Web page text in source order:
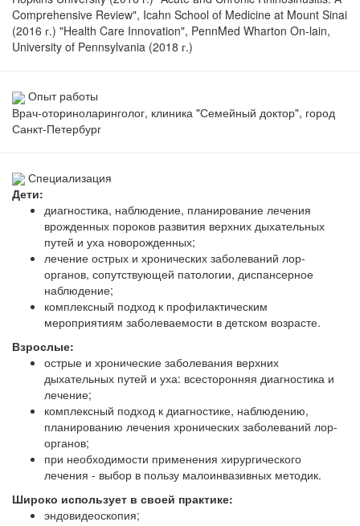
Comprehensive Review", Icahn School of Medicine at Mount Sinai
(2016 г.) "Health Care Innovation", PennMed Wharton On-lain,
University of Pennsylvania (2018 г.)
Опыт работы
Врач-оториноларинголог, клиника "Семейный доктор", город
Санкт-Петербург
Специализация
Дети:
диагностика, наблюдение, планирование лечения
врожденных пороков развития верхних дыхательных
путей и уха новорожденных;
лечение острых и хронических заболеваний лор-
органов, сопутствующей патологии, диспансерное
наблюдение;
комплексный подход к профилактическим
мероприятиям заболеваемости в детском возрасте.
Взрослые:
острые и хронические заболевания верхних
дыхательных путей и уха: всесторонняя диагностика и
лечение;
комплексный подход к диагностике, наблюдению,
планированию лечения хронических заболеваний лор-
органов;
при необходимости применения хирургического
лечения - выбор в пользу малоинвазивных методик.
Широко использует в своей практике:
эндовидеоскопия;